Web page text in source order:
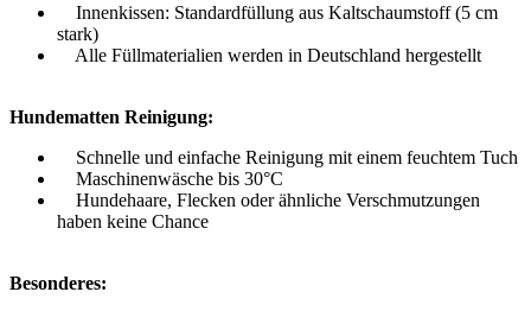
Innenkissen: Standardfüllung aus Kaltschaumstoff (5 cm
stark)
Alle Füllmaterialien werden in Deutschland hergestellt
Hundematten Reinigung:
Schnelle und einfache Reinigung mit einem feuchtem Tuch
Maschinenwäsche bis 30°C
Hundehaare, Flecken oder ähnliche Verschmutzungen
haben keine Chance
Besonderes: